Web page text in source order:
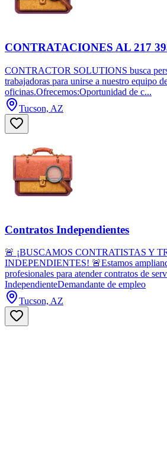
CONTRATACIONES AL 217
CONTRACTOR SOLUTIONS busca
trabajadoras para unirse a nuestro equipo
oficinas.Ofrecemos:Oportunidad de c...
Tucson, AZ
Contratos Independientes
🚨 ¡BUSCAMOS CONTRATISTAS Y
INDEPENDIENTES! 🚨Estamos
profesionales para atender contratos de
IndependienteDemandante de empleo
Tucson, AZ